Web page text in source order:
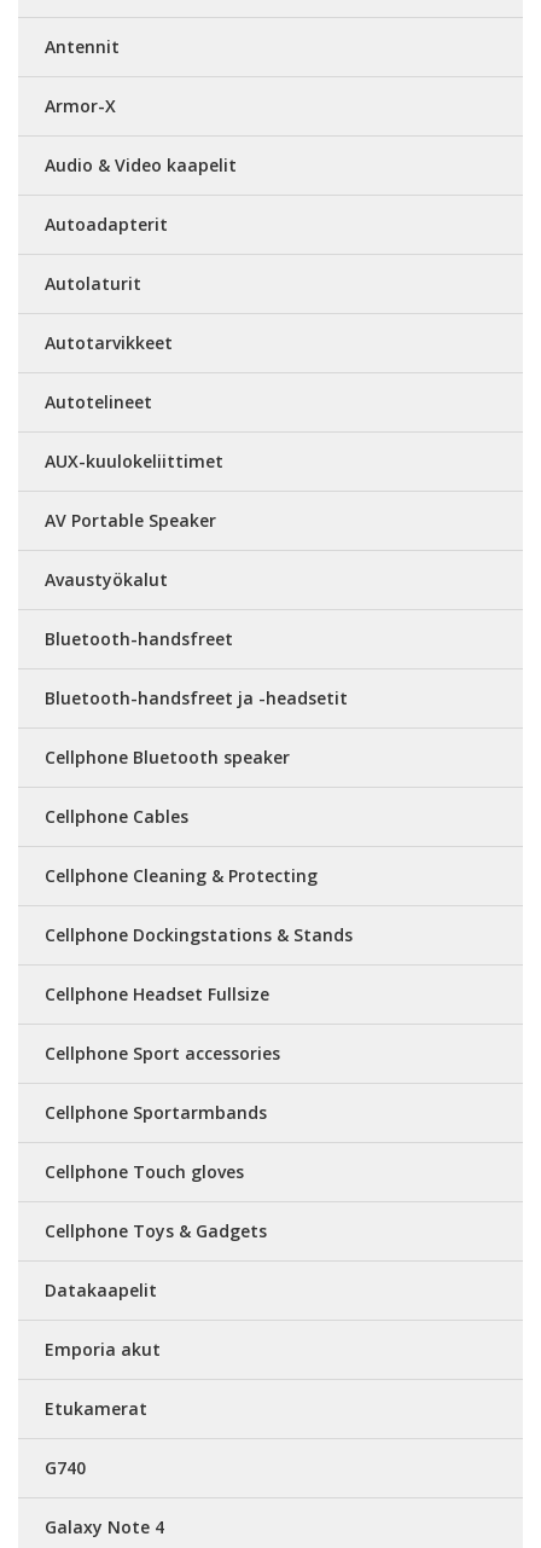
Antennit
Armor-X
Audio & Video kaapelit
Autoadapterit
Autolaturit
Autotarvikkeet
Autotelineet
AUX-kuulokeliittimet
AV Portable Speaker
Avaustyökalut
Bluetooth-handsfreet
Bluetooth-handsfreet ja -headsetit
Cellphone Bluetooth speaker
Cellphone Cables
Cellphone Cleaning & Protecting
Cellphone Dockingstations & Stands
Cellphone Headset Fullsize
Cellphone Sport accessories
Cellphone Sportarmbands
Cellphone Touch gloves
Cellphone Toys & Gadgets
Datakaapelit
Emporia akut
Etukamerat
G740
Galaxy Note 4